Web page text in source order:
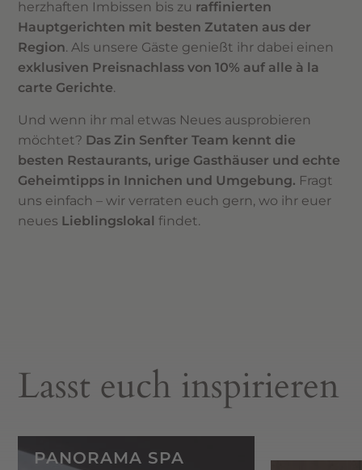
herzhaften Imbissen bis zu raffinierten
Hauptgerichten mit besten Zutaten aus der
Region. Als unsere Gäste genießt ihr dabei einen
exklusiven Preisnachlass von 10% auf alle à la
carte Gerichte.
Und wenn ihr mal etwas Neues ausprobieren
möchtet? Das Zin Senfter Team kennt die
besten Restaurants, urige Gasthäuser und echte
Geheimtipps in Innichen und Umgebung. Fragt
uns einfach – wir verraten euch gern, wo ihr euer
neues Lieblingslokal findet.
Lasst euch inspirieren
PANORAMA SPA